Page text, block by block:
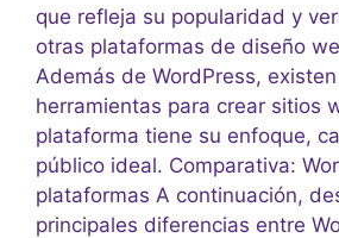
que refleja su popularidad y
otras plataformas de diseño
Además de WordPress,
herramientas para crear sitios
plataforma tiene su enfoque,
público ideal. Comparativa:
plataformas A continuación,
principales diferencias entre